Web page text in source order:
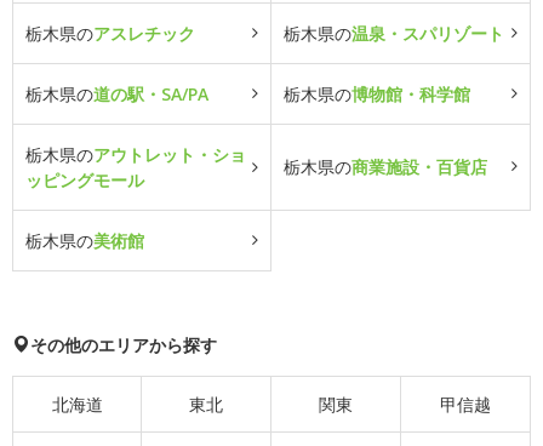
栃木県のアスレチック 栃木県の温泉・スパリゾート
栃木県の道の駅・SA/PA 栃木県の博物館・科学館
栃木県のアウトレット・ショ
ッピングモール
栃木県の商業施設・百貨店
栃木県の美術館
その他のエリアから探す
北海道 東北 関東 甲信越